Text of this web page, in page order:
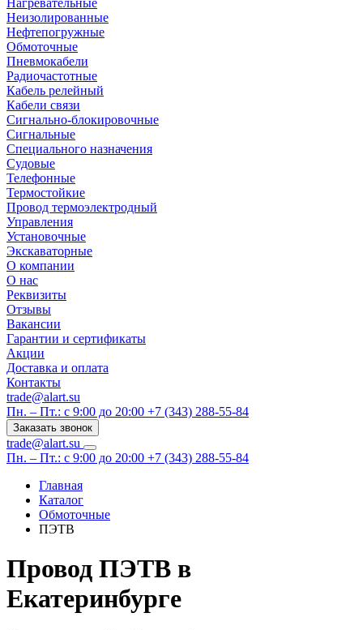
Нагревательные
Неизолированные
Нефтепогружные
Обмоточные
Пневмокабели
Радиочастотные
Кабель релейный
Кабели связи
Сигнально-блокировочные
Сигнальные
Специального назначения
Судовые
Телефонные
Термостойкие
Провод термоэлектродный
Управления
Установочные
Экскаваторные
О компании
О нас
Реквизиты
Отзывы
Вакансии
Гарантии и сертификаты
Акции
Доставка и оплата
Контакты
trade@alart.su
Пн. – Пт.: с 9:00 до 20:00 +7 (343) 288-55-84
Заказать звонок
trade@alart.su
Пн. – Пт.: с 9:00 до 20:00 +7 (343) 288-55-84
Главная
Каталог
Обмоточные
ПЭТВ
Провод ПЭТВ в
Екатеринбурге